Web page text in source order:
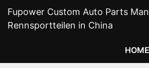
Fupower Custom Auto Parts
Rennsportteilen in China
HOME